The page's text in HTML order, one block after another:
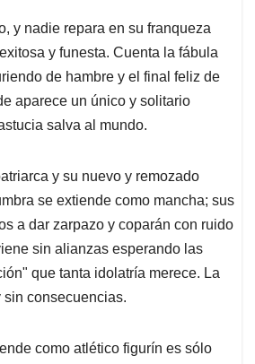
y nadie repara en su franqueza
y funesta. Cuenta la fábula
de hambre y el final feliz de
aparece un único y solitario
salva al mundo.
y su nuevo y remozado
se extiende como mancha; sus
a dar zarpazo y coparán con ruido
sin alianzas esperando las
que tanta idolatría merece. La
consecuencias.
como atlético figurín es sólo